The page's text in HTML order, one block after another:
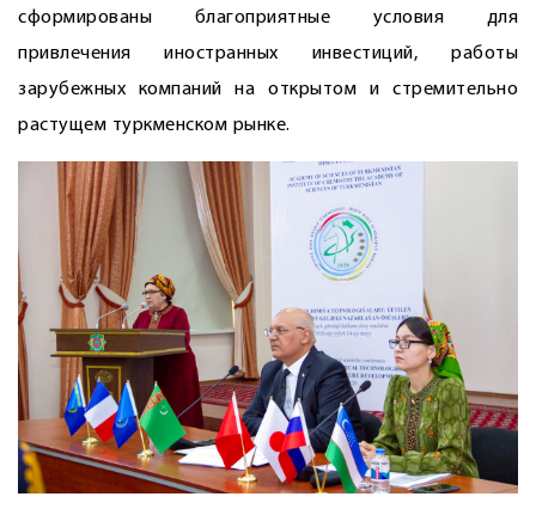
сформированы благоприятные условия для
привлечения иностранных инвестиций, работы
зарубежных компаний на открытом и стремительно
растущем туркменском рынке.